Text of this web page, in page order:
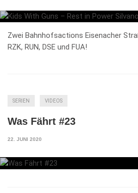
Zwei Bahnhofsactions Eisenacher
RZK, RUN, DSE und FUA!
SERIEN VIDEOS
Was Fährt #23
22. JUNI 2020